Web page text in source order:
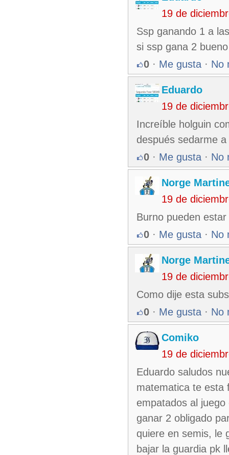
19 de
Ssp ganando 1 a
si ssp gana 2
0 · Me gusta · No
Eduardo
19 de
Increíble holguin
después sedarme
0 · Me gusta · No
Norge
19 de
Burno pueden
0 · Me gusta · No
Norge
19 de
Como dije esta
0 · Me gusta · No
Comiko
19 de
Eduardo saludos
matematica te esta
empatados al
ganar 2 obligado
quiere en semis, le
bajar la guardia pk